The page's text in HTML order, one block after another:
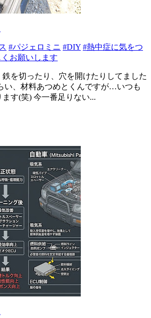
#パジェロミニ #DIY #熱中症に気をつ
お願いします
を切ったり、穴を開けたりしてました
い、材料あつめとくんですが…いつも
す(笑) 今一番足りない...